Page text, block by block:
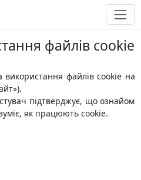
файлів cookie
використання файлів cookie на
підтверджує, що ознайом
як працюють cookie.